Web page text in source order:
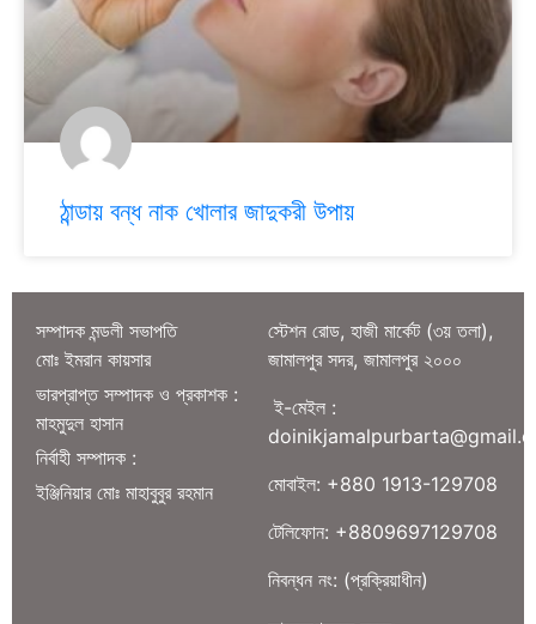
ঠান্ডায় বন্ধ নাক খোলার জাদুকরী উপায়
সম্পাদক মন্ডলী সভাপতি
মোঃ ইমরান কায়সার
ভারপ্রাপ্ত সম্পাদক ও প্রকাশক :
মাহমুদুল হাসান
নির্বাহী সম্পাদক :
ইঞ্জিনিয়ার মোঃ মাহাবুবুর রহমান
স্টেশন রোড, হাজী মার্কেট (৩য় তলা),
জামালপুর সদর, জামালপুর ২০০০
ই-মেইল :
মোবাইল: +880 1913-129708
টেলিফোন: +8809697129708
নিবন্ধন নং: (প্রক্রিয়াধীন)